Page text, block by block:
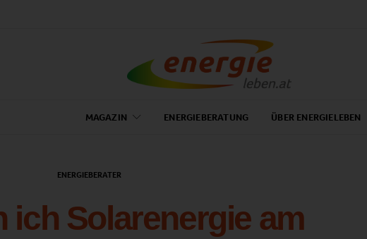
MAGAZIN ENERGIEBERATUNG ÜBER ENERGIELEBEN
ENERGIEBERATER
ich Solarenergie am